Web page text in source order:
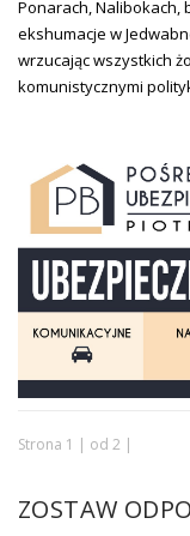
Ponarach, Nalibokach,
ekshumacje w
wrzucając wszystkich
komunistycznymi
Strona 1 | od 2 |
ZOSTAW